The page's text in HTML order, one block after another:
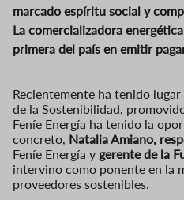
marcado espíritu social y
La comercializadora
primera del país en emitir
Recientemente ha tenido
de la Sostenibilidad,
Feníe Energía ha tenido la
concreto, Natalia Amiano,
Feníe Energía y gerente de la
intervino como ponente en la
proveedores sostenibles.